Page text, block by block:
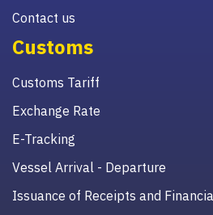
Contact us
Customs
Customs Tariff
Exchange Rate
E-Tracking
Vessel Arrival - Departure
Issuance of Receipts and